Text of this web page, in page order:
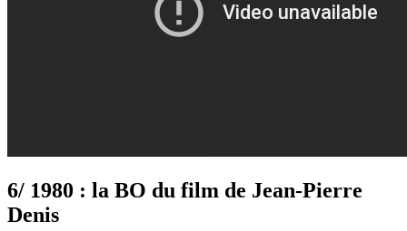
6/ 1980 : la BO du film de Jean-Pierre
Denis